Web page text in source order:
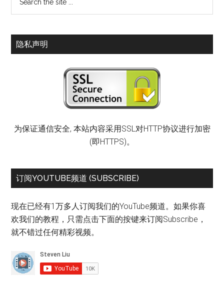
隐私声明
为保证通信安全, 本站内容采用SSL对HTTP协议进行加密
(即HTTPS)。
订阅YOUTUBE频道 (SUBSCRIBE)
现在已经有1万多人订阅我们的YouTube频道。如果你喜
欢我们的教程，只需点击下面的按键来订阅Subscribe，
就不错过任何精彩视频。